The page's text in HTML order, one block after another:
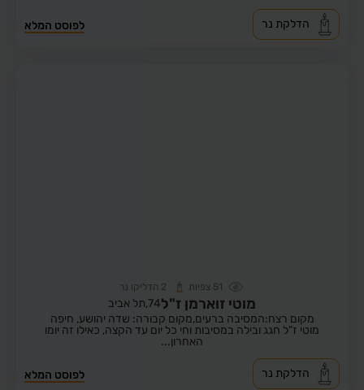
לפוסט המלא הדלקת נר
51 צפיות 2 הדליקו נר
מוטי זוארמן ז"ל74, תל אביב
מקום רצח:המסיבה ברעים,מקום קבורה: שדה יהושע, חיפה
מוטי ז"ל חגג ובילה במסיבות וחי כל יום עד הקצה, כאילו זה יומו
האחרון...
לפוסט המלא הדלקת נר